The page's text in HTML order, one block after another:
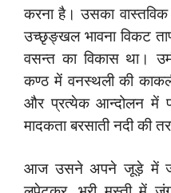
करना है। उसका वास्तविक
उच्छृङ्खल भावना विकट
वसन्त का विकास था।
कण्ठ में वनस्थली की
और प्रत्येक आन्दोलन में
मादकता बरसाती नदी की
आज उसने अपने जूड़े में